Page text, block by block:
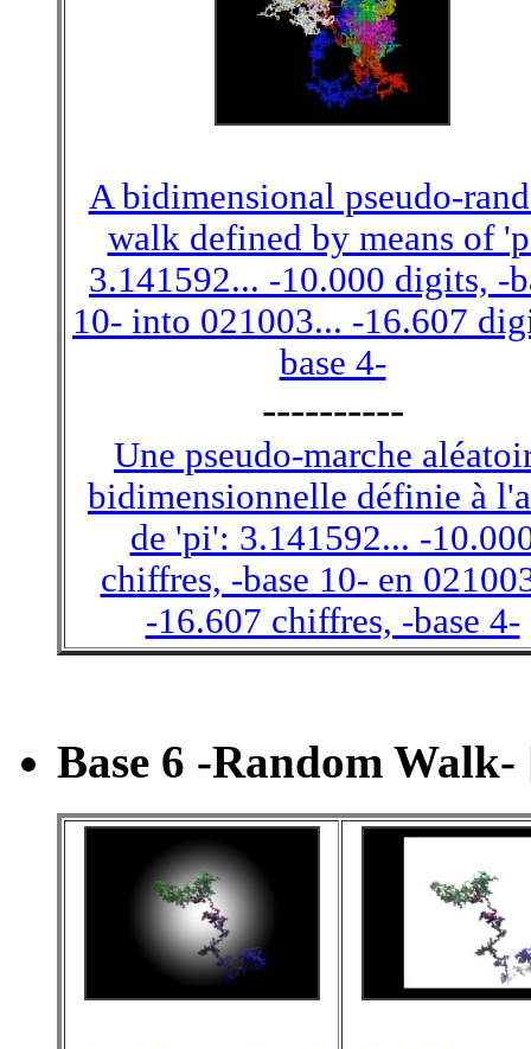
A bidimensional pseudo-
walk defined by means of
3.141592... -10.000 digits, -
10- into 021003... -16.607
base 4-
----------
Une pseudo-marche
bidimensionnelle définie à
de 'pi': 3.141592... -
chiffres, -base 10- en
-16.607 chiffres, -base 4-
Base 6 -Random Walk-